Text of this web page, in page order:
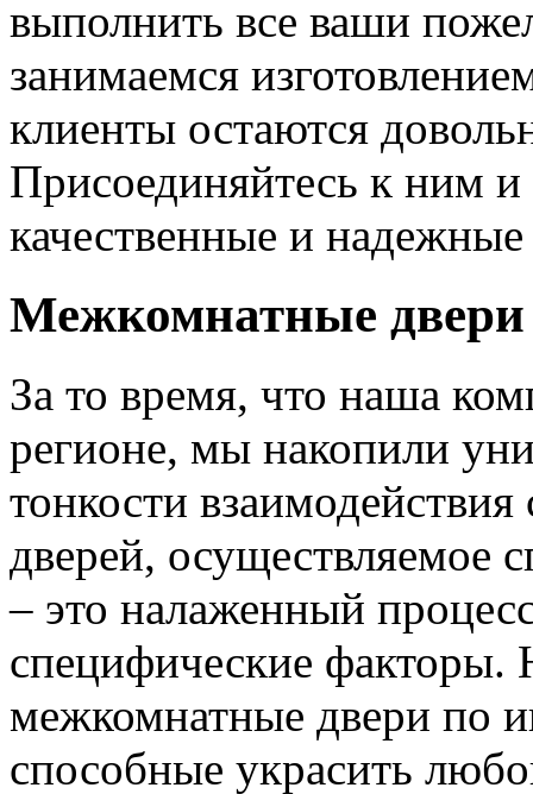
выполнить все ваши
занимаемся
клиенты остаются
Присоединяйтесь к ним
качественные и
Межкомнатные двери
За то время, что наша
регионе, мы накопили
тонкости
дверей, осуществляемое
– это налаженный
специфические
межкомнатные двери по
способные украсить